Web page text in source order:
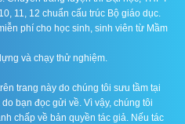
11, 12 chuẩn cấu trúc Bộ giáo dục.
phí cho học sinh, sinh viên từ Mầm
và chạy thử nghiệm.
trang này do chúng tôi sưu tầm tại
bạn đọc gửi về. Vì vậy, chúng tôi
chấp về bản quyền tác giả. Nếu tác